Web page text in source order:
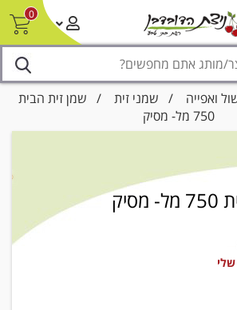
0
סניפים צור קשר/ביטול הזמנה
ואפייה / שמני זית / שמן זית הבית
750 מל- מסיק